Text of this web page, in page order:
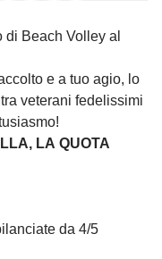
Beach Volley al
e a tuo agio, lo
veterani fedelissimi
LA QUOTA
da 4/5